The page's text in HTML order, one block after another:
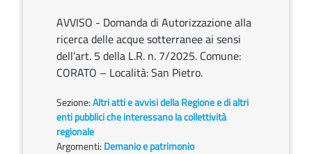
AVVISO - Domanda di Autorizzazione alla
ricerca delle acque sotterranee ai sensi
dell’art. 5 della L.R. n. 7/2025. Comune:
CORATO – Località: San Pietro.
Sezione:Altri atti e avvisi della Regione e di altri
enti pubblici che interessano la collettività
regionale
Argomenti: Demanio e patrimonio